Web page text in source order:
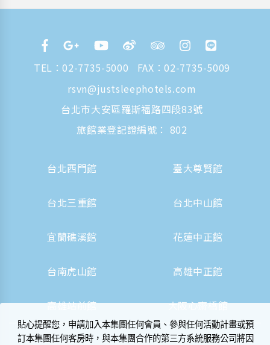
TEL：02-7735-5000
FAX：02-7735-5009
rsvn@justsleephotels.com
台北市大安區羅斯福路四段83號
旅館業登記證編號： 802
台北西門館 臺大尊賢館
台北三重館 台北中山館
宜蘭礁溪館 花蓮中正館
台南虎山館 高雄中正館
高雄站前館 大阪心齋橋館
貼心提醒您，申請加入本集團任何會員、參與任何活動計畫或預
訂本集團任何客房時，與本集團合作的第三方系統服務公司將因